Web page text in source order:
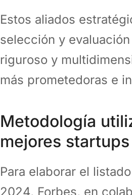
Estos aliados
selección y
riguroso y
más prometedoras e
Metodología
mejores
Para elaborar el
2024, Forbes, en